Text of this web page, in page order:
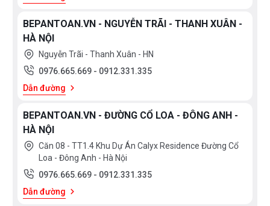
BEPANTOAN.VN - NGUYỄN TRÃI - THANH XUÂN -
HÀ NỘI
Nguyễn Trãi - Thanh Xuân - HN
0976.665.669 - 0912.331.335
Dẫn đường
BEPANTOAN.VN - ĐƯỜNG CỔ LOA - ĐÔNG ANH -
HÀ NỘI
Căn 08 - TT1.4 Khu Dự Án Calyx Residence Đường Cổ
Loa - Đông Anh - Hà Nội
0976.665.669 - 0912.331.335
Dẫn đường